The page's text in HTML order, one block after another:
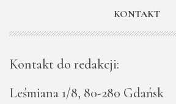
KONTAKT
Kontakt do redakcji:
Leśmiana 1/8, 80-280 Gdańsk